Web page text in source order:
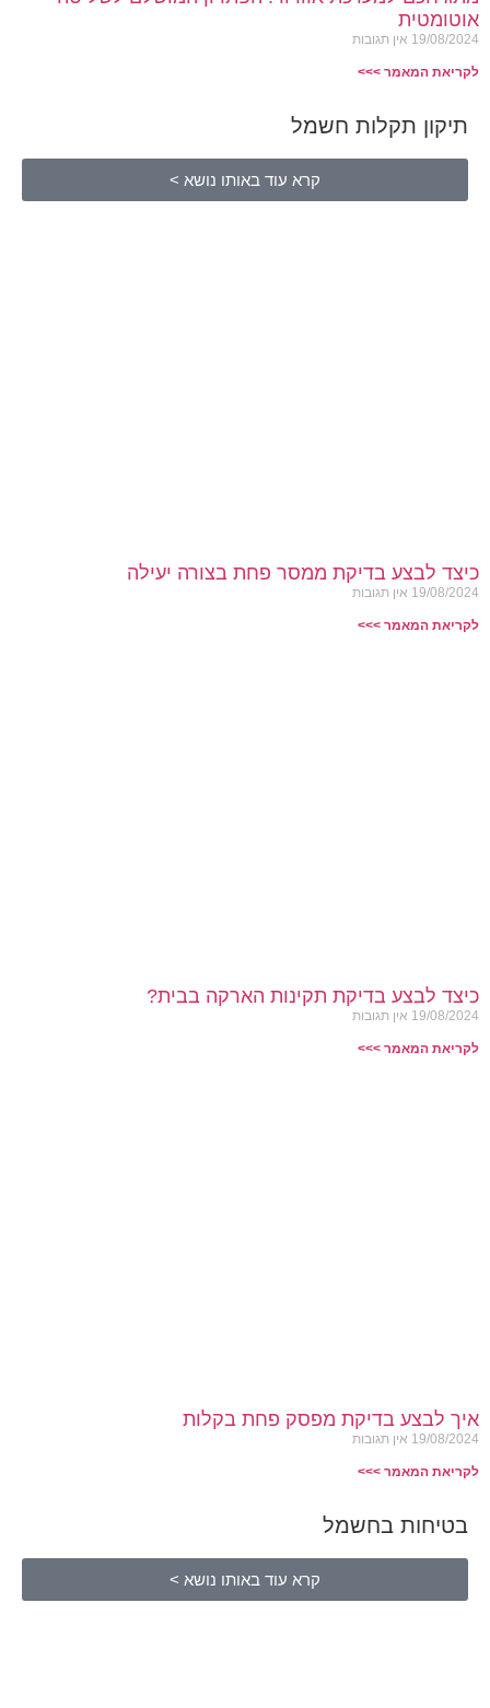
אוטומטית
19/08/2024 אין תגובות
לקריאת המאמר >>>
תיקון תקלות חשמל
קרא עוד באותו נושא >
כיצד לבצע בדיקת ממסר פחת בצורה יעילה
19/08/2024 אין תגובות
לקריאת המאמר >>>
כיצד לבצע בדיקת תקינות הארקה בבית?
19/08/2024 אין תגובות
לקריאת המאמר >>>
איך לבצע בדיקת מפסק פחת בקלות
19/08/2024 אין תגובות
לקריאת המאמר >>>
בטיחות בחשמל
קרא עוד באותו נושא >